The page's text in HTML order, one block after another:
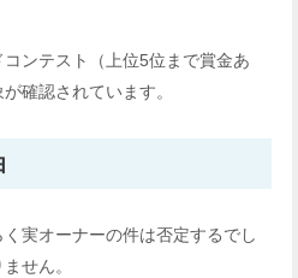
ンテスト（上位5位まで賞金あ
確認されています。
実オーナーの件は否定するでし
せん。